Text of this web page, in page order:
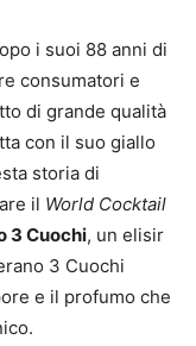
i suoi 88 anni di
consumatori e
di grande qualità
con il suo giallo
storia di
il World Cocktail
3 Cuochi, un elisir
3 Cuochi
e il profumo che